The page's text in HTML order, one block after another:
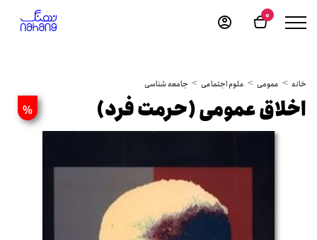
0
خانه عمومی علوم اجتماعی جامعه شناسی
% اخلاق عمومی (حرمت فرد)